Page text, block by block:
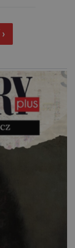
jde spíše